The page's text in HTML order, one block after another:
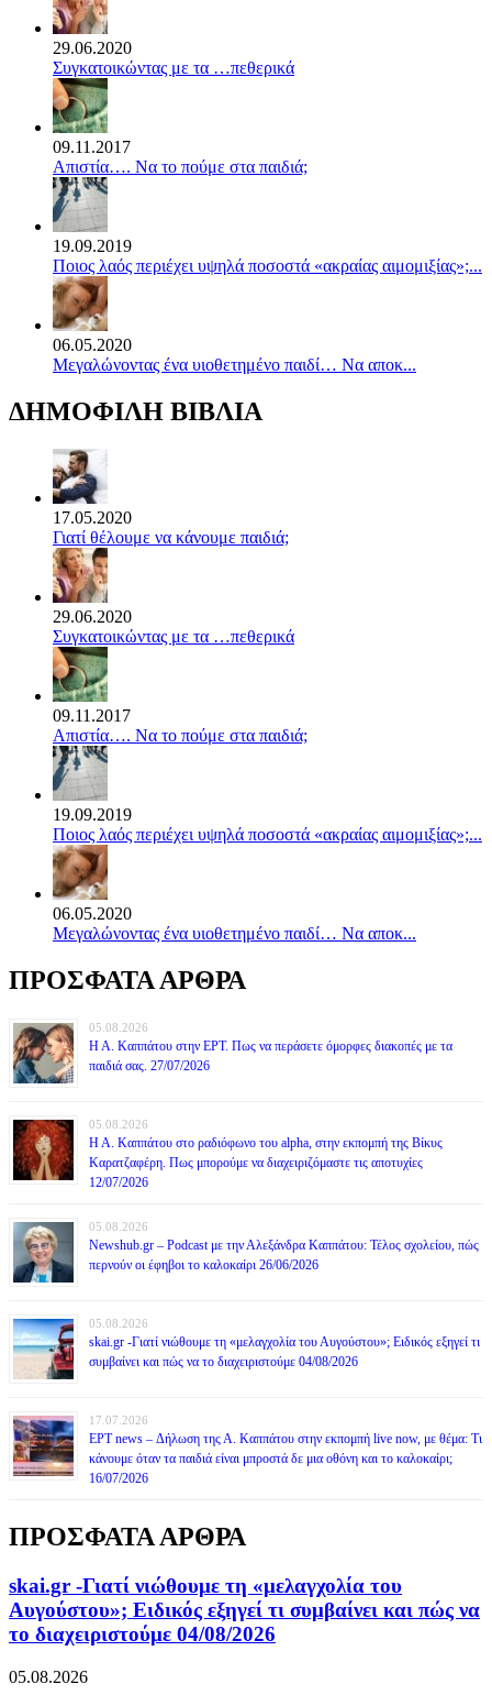
29.06.2020
Συγκατοικώντας με τα …πεθερικά
09.11.2017
Απιστία…. Να το πούμε στα παιδιά;
19.09.2019
Ποιος λαός περιέχει υψηλά ποσοστά «ακραίας αιμομιξίας»;...
06.05.2020
Mεγαλώνοντας ένα υιοθετημένο παιδί… Να αποκ...
ΔΗΜΟΦΙΛΗ ΒΙΒΛΙΑ
17.05.2020
Γιατί θέλουμε να κάνουμε παιδιά;
29.06.2020
Συγκατοικώντας με τα …πεθερικά
09.11.2017
Απιστία…. Να το πούμε στα παιδιά;
19.09.2019
Ποιος λαός περιέχει υψηλά ποσοστά «ακραίας αιμομιξίας»;...
06.05.2020
Mεγαλώνοντας ένα υιοθετημένο παιδί… Να αποκ...
ΠΡΟΣΦΑΤΑ ΑΡΘΡΑ
05.08.2026
Η Α. Καππάτου στην ΕΡΤ. Πως να περάσετε όμορφες διακοπές με τα
παιδιά σας. 27/07/2026
05.08.2026
Η Α. Καππάτου στο ραδιόφωνο του alpha, στην εκπομπή της Βίκυς
Καρατζαφέρη. Πως μπορούμε να διαχειριζόμαστε τις αποτυχίες
12/07/2026
05.08.2026
Newshub.gr – Podcast με την Αλεξάνδρα Καππάτου: Τέλος σχολείου, πώς
περνούν οι έφηβοι το καλοκαίρι 26/06/2026
05.08.2026
skai.gr -Γιατί νιώθουμε τη «μελαγχολία του Αυγούστου»; Ειδικός εξηγεί τι
συμβαίνει και πώς να το διαχειριστούμε 04/08/2026
17.07.2026
ΕΡΤ news – Δήλωση της Α. Καππάτου στην εκπομπή live now, με θέμα: Τι
κάνουμε όταν τα παιδιά είναι μπροστά δε μια οθόνη και το καλοκαίρι;
16/07/2026
ΠΡΟΣΦΑΤΑ ΑΡΘΡΑ
skai.gr -Γιατί νιώθουμε τη «μελαγχολία του
Αυγούστου»; Ειδικός εξηγεί τι συμβαίνει και πώς να
το διαχειριστούμε 04/08/2026
05.08.2026